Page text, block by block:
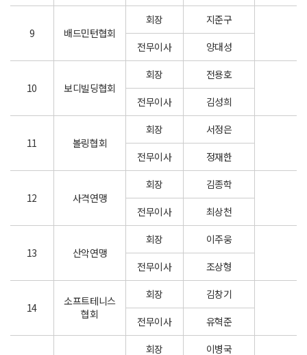
9 배드민턴협회
회장
지준구
전무이사
양대성
10 보디빌딩협회
회장
전용호
전무이사
김성희
11 볼링협회
회장
서정은
전무이사
정재한
12 사격연맹
회장
김종학
전무이사
최상천
13 산악연맹
회장
이주웅
전무이사
조상형
14
소프트테니스
협회
회장
김창기
전무이사
유혁준
회장
이병국